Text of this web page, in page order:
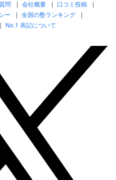
問 会社概要
口コミ投稿
ー
全国の塾ランキング
No.1 表記について